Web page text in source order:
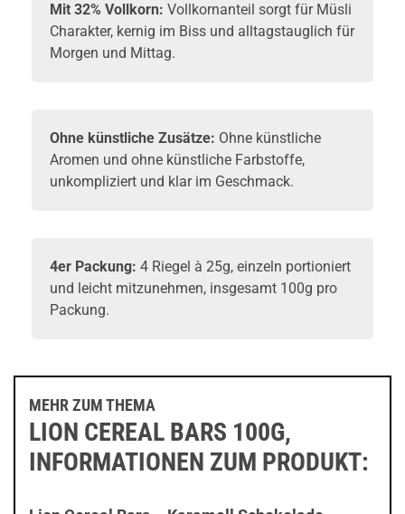
Mit 32% Vollkorn: Vollkornanteil sorgt für Müsli
Charakter, kernig im Biss und alltagstauglich für
Morgen und Mittag.
Ohne künstliche Zusätze: Ohne künstliche
Aromen und ohne künstliche Farbstoffe,
unkompliziert und klar im Geschmack.
4er Packung: 4 Riegel à 25g, einzeln portioniert
und leicht mitzunehmen, insgesamt 100g pro
Packung.
MEHR ZUM THEMA
LION CEREAL BARS 100G,
INFORMATIONEN ZUM PRODUKT: